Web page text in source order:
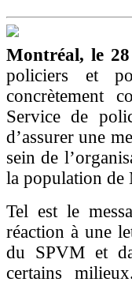
Montréal, le
policiers et
concrètement
Service de
d’assurer une
sein de
la population de
Tel est le
réaction à une
du SPVM et
certains